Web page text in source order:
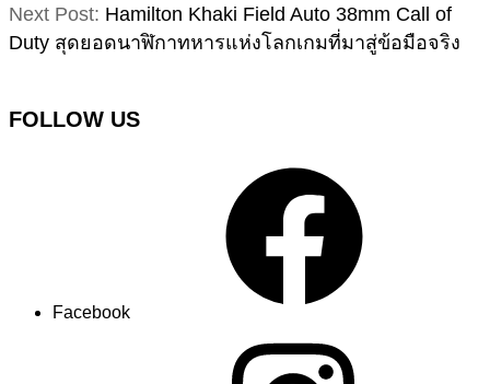
Next Post: Hamilton Khaki Field Auto 38mm Call of
Duty สุดยอดนาฬิกาทหารแห่งโลกเกมที่มาสู่ข้อมือจริง
FOLLOW US
Facebook